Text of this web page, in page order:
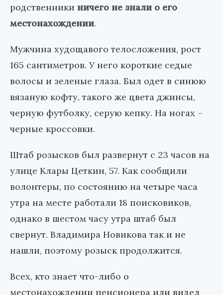
родственники ничего не знали о его
местонахождении.
Мужчина худощавого телосложения, рост
165 сантиметров. У него короткие седые
волосы и зеленые глаза. Был одет в синюю
вязаную кофту, такого же цвета джинсы,
черную футболку, серую кепку. На ногах –
черные кроссовки.
Штаб розысков был развернут с 23 часов на
улице Клары Цеткин, 57. Как сообщили
волонтеры, по состоянию на четыре часа
утра на месте работали 18 поисковиков,
однако в шестом часу утра штаб был
свернут. Владимира Новикова так и не
нашли, поэтому розыск продолжится.
Всех, кто знает что-либо о
местонахождении пенсионера или видел